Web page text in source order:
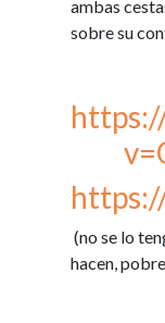
ambas
sobre su
(no se lo
hacen,